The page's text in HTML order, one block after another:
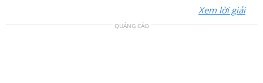
Xem lời giải
QUẢNG CÁO